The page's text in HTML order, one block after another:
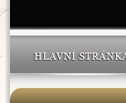
HLAVNÍ